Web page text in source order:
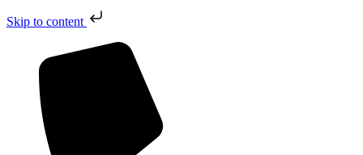
Skip to content
obsahu